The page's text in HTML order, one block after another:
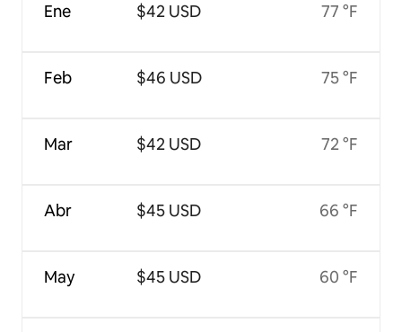
Ene
Feb
Mar
Abr
May
$42 USD
$46 USD
$42 USD
$45 USD
$45 USD
77 °F
75 °F
72 °F
66 °F
60 °F